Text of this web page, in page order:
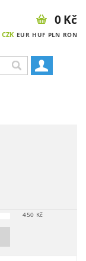
CZK EUR HUF PLN RON
0 Kč
450 Kč